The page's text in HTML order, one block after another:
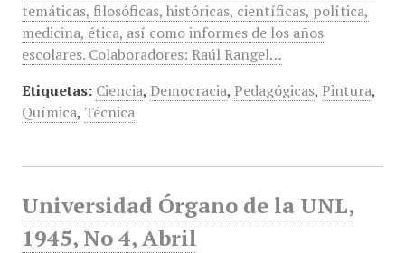
temáticas, filosóficas, históricas, científicas, política,
medicina, ética, así como informes de los años
escolares. Colaboradores: Raúl Rangel…
Etiquetas: Ciencia, Democracia, Pedagógicas, Pintura,
Química, Técnica
Universidad Órgano de la UNL,
1945, No 4, Abril